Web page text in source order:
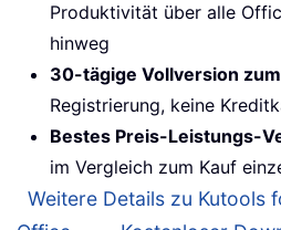
Produktivität über alle
hinweg
30-tägige Vollversion
Registrierung, keine
Bestes Preis-Leistungs-
im Vergleich zum Kauf
Weitere Details zu Kutools